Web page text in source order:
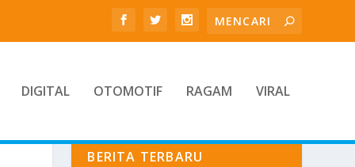
DIGITAL OTOMOTIF RAGAM VIRAL
BERITA TERBARU